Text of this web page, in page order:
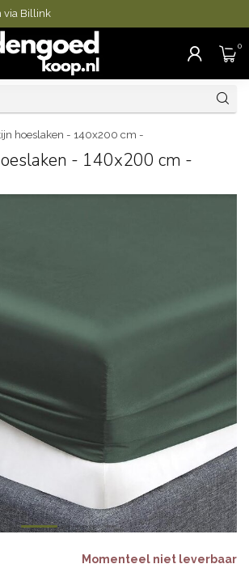
via Billink
0
hoeslaken - 140x200 cm -
- 140x200 cm -
Momenteel niet leverbaar